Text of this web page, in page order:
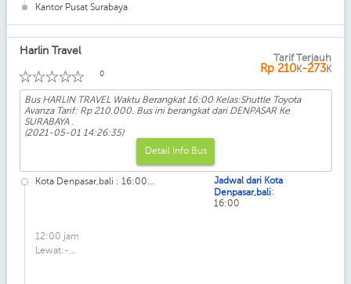
Kantor Pusat Surabaya
Harlin Travel
☆
☆
☆
☆
☆ 0
Tarif Terjauh
Rp 210K-273K
Bus HARLIN TRAVEL Waktu Berangkat 16:00 Kelas:Shuttle Toyota
Avanza Tarif: Rp 210.000. Bus ini berangkat dari DENPASAR Ke
SURABAYA .
(2021-05-01 14:26:35)
Detail Info Bus
Kota Denpasar,bali : 16:00...
12:00 jam
Lewat:-...
Jadwal dari Kota
Denpasar,bali:
16:00